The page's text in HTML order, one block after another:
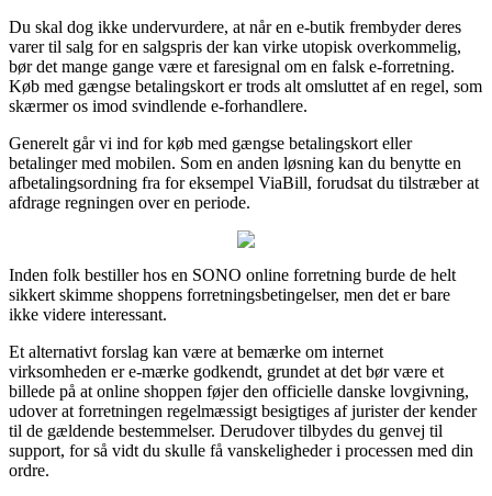
Du skal dog ikke undervurdere, at når en e-butik frembyder deres
varer til salg for en salgspris der kan virke utopisk overkommelig,
bør det mange gange være et faresignal om en falsk e-forretning.
Køb med gængse betalingskort er trods alt omsluttet af en regel, som
skærmer os imod svindlende e-forhandlere.
Generelt går vi ind for køb med gængse betalingskort eller
betalinger med mobilen. Som en anden løsning kan du benytte en
afbetalingsordning fra for eksempel ViaBill, forudsat du tilstræber at
afdrage regningen over en periode.
Inden folk bestiller hos en SONO online forretning burde de helt
sikkert skimme shoppens forretningsbetingelser, men det er bare
ikke videre interessant.
Et alternativt forslag kan være at bemærke om internet
virksomheden er e-mærke godkendt, grundet at det bør være et
billede på at online shoppen føjer den officielle danske lovgivning,
udover at forretningen regelmæssigt besigtiges af jurister der kender
til de gældende bestemmelser. Derudover tilbydes du genvej til
support, for så vidt du skulle få vanskeligheder i processen med din
ordre.